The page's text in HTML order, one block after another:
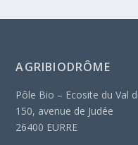
AGRIBIODRÔME
Pôle Bio – Ecosite du Val
150, avenue de Judée
26400 EURRE